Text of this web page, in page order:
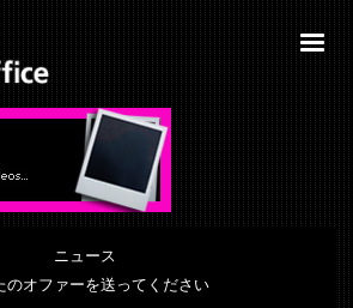
ニュース
のオファーを送ってください